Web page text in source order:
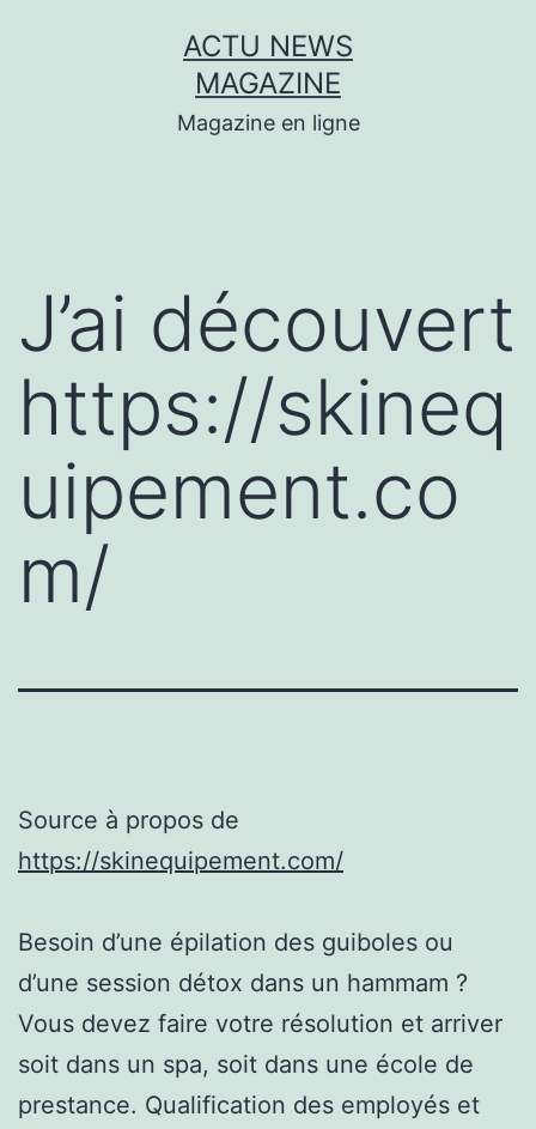
ACTU NEWS
MAGAZINE
Magazine en ligne
J’ai découvert
https://skineq
uipement.co
m/
Source à propos de
https://skinequipement.com/
Besoin d’une épilation des guiboles ou
d’une session détox dans un hammam ?
Vous devez faire votre résolution et arriver
soit dans un spa, soit dans une école de
prestance. Qualification des employés et